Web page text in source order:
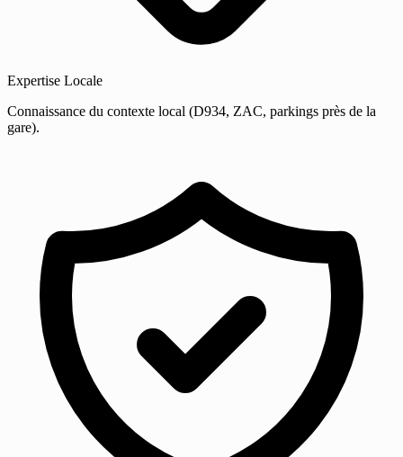
Expertise Locale
Connaissance du contexte local (D934, ZAC, parkings près de la
gare).